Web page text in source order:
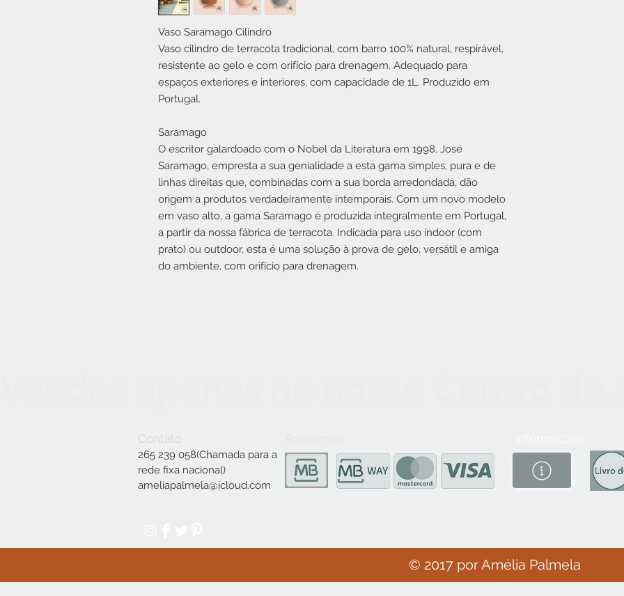
Vaso Saramago Cilindro
Vaso cilindro de terracota tradicional, com barro 100% natural, respirável,
resistente ao gelo e com orifício para drenagem. Adequado para
espaços exteriores e interiores, com capacidade de 1L. Produzido em
Portugal.
Saramago
O escritor galardoado com o Nobel da Literatura em 1998, José
Saramago, empresta a sua genialidade a esta gama simples, pura e de
linhas direitas que, combinadas com a sua borda arredondada, dão
origem a produtos verdadeiramente intemporais. Com um novo modelo
em vaso alto, a gama Saramago é produzida integralmente em Portugal,
a partir da nossa fábrica de terracota. Indicada para uso indoor (com
prato) ou outdoor, esta é uma solução à prova de gelo, versátil e amiga
do ambiente, com orifício para drenagem.
Contato
265 239 058(Chamada para a
rede fixa nacional)
ameliapalmela@icloud.com
© 2017 por Amélia Palmela